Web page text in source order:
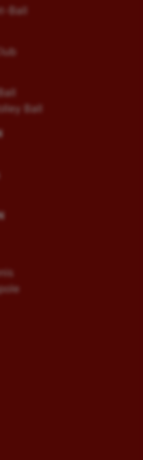
Ball
Ball